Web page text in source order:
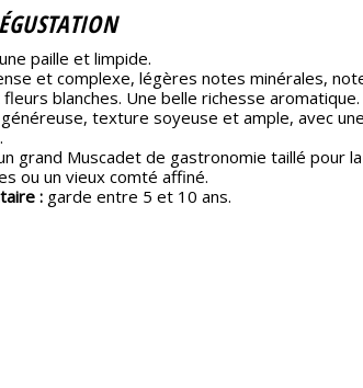
paille et limpide.
et complexe, légères notes minérales,
blanches. Une belle richesse aromatique.
généreuse, texture soyeuse et ample, avec
grand Muscadet de gastronomie taillé pour
ou un vieux comté affiné.
: garde entre 5 et 10 ans.